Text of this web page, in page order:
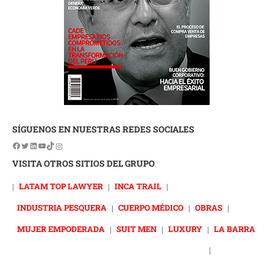
SÍGUENOS EN NUESTRAS REDES SOCIALES
VISITA OTROS SITIOS DEL GRUPO
| LATAM TOP LAWYER | INCA TRAIL |
INDUSTRIA PESQUERA | CUERPO MÉDICO | OBRAS |
MUJER EMPODERADA | SUIT MEN | LUXURY | LA BARRA
|